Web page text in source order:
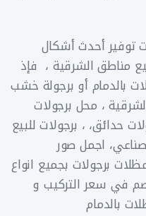
توفير أحدث أشكال
مناطق الشرقية ، فإذ
بالدمام أو برجولة خشب
، محل برجولات
حدائق، ، برجولات للبيع
اجمل صور
برجولات بجميع انواع
في سعر التركيب و
بالدمام